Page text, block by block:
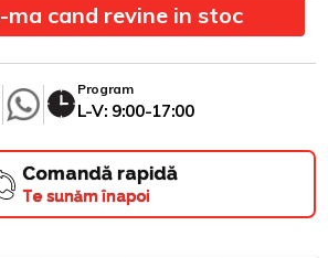
cand revine in stoc
Program
L-V: 9:00-17:00
Comandă rapidă
Te sunăm înapoi